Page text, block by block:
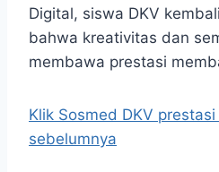
Digital, siswa DKV
bahwa kreativitas dan
membawa prestasi
Klik Sosmed DKV
sebelumnya